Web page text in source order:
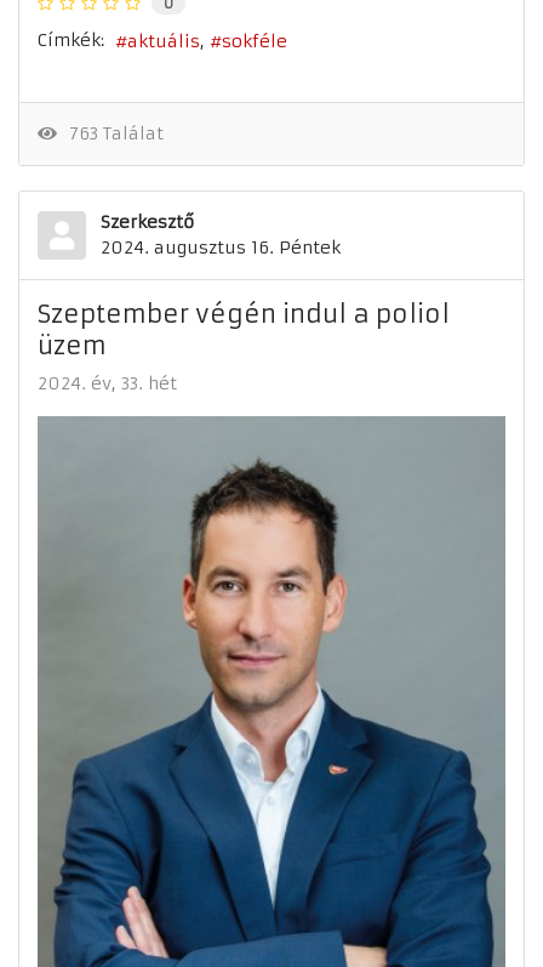
0
Címkék: aktuális sokféle
763 Találat
Szerkesztő
2024. augusztus 16. Péntek
Szeptember végén indul a poliol
üzem
2024. év 33. hét